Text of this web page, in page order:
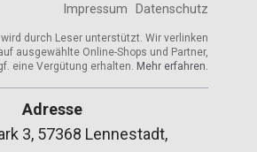
Impressum Datenschutz
durch Leser unterstützt. Wir verlinken
ausgewählte Online-Shops und Partner,
eine Vergütung erhalten. Mehr erfahren.
Adresse
3, 57368 Lennestadt,